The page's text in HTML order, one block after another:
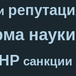
науки
санкции